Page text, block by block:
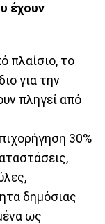
έχουν
πλαίσιο, το
για την
πληγεί από
30%
δημόσιας
ως